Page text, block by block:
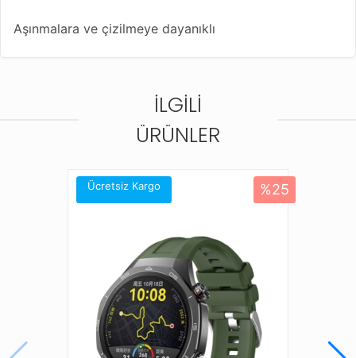
Aşınmalara ve çizilmeye dayanıklı
Farklı renk seçenekleriyle Apple Watch saatinize yeni
bir görünüm kazandırın
Bu kordonla uyumlu diğer saat modelleri;
Amazfit Bip 5
Amazfit Cheetah (Round)
Amazfit GTR (47mm)
Amazfit GTR 2 Classic (46mm)
Amazfit GTR 2 Sport (46mm)
Amazfit GTR 2e (46mm)
Amazfit GTR 3 (46mm)
Amazfit GTR 3 Pro (46mm)
İLGILI
ÜRÜNLER
Ücretsiz Kargo %25